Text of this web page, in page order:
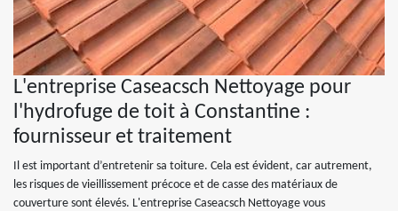
L'entreprise Caseacsch Nettoyage pour
l'hydrofuge de toit à Constantine :
fournisseur et traitement
Il est important d’entretenir sa toiture. Cela est évident, car autrement,
les risques de vieillissement précoce et de casse des matériaux de
couverture sont élevés. L'entreprise Caseacsch Nettoyage vous